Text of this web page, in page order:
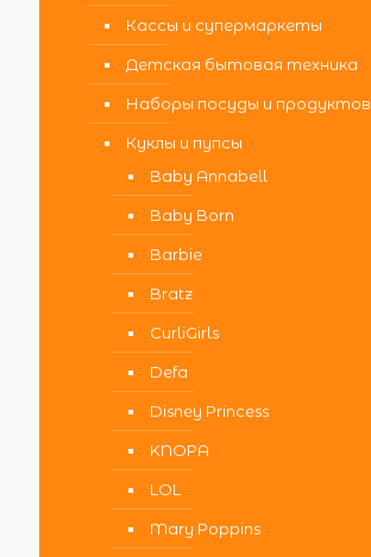
Кассы и супермаркеты
Детская бытовая техника
Наборы посуды и продуктов
Куклы и пупсы
Baby Annabell
Baby Born
Barbie
Bratz
CurliGirls
Defa
Disney Princess
KNOPA
LOL
Mary Poppins